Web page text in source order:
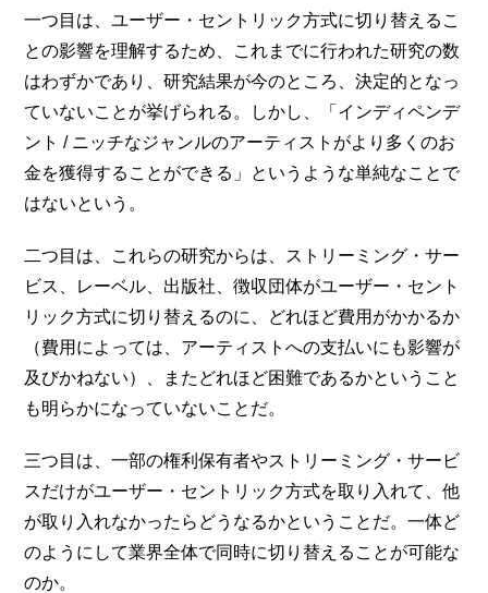
一つ目は、ユーザー・セントリック方式に切り替えるこ
との影響を理解するため、これまでに行われた研究の数
はわずかであり、研究結果が今のところ、決定的となっ
ていないことが挙げられる。しかし、「インディペンデ
ント / ニッチなジャンルのアーティストがより多くのお
金を獲得することができる」というような単純なことで
はないという。
二つ目は、これらの研究からは、ストリーミング・サー
ビス、レーベル、出版社、徴収団体がユーザー・セント
リック方式に切り替えるのに、どれほど費用がかかるか
（費用によっては、アーティストへの支払いにも影響が
及びかねない）、またどれほど困難であるかということ
も明らかになっていないことだ。
三つ目は、一部の権利保有者やストリーミング・サービ
スだけがユーザー・セントリック方式を取り入れて、他
が取り入れなかったらどうなるかということだ。一体ど
のようにして業界全体で同時に切り替えることが可能な
のか。